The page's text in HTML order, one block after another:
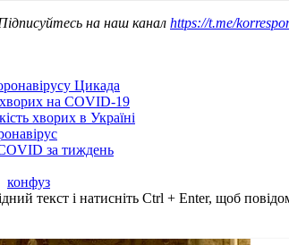
на наш канал https://t.me/
Цикада
хворих на COVID-19
хворих в Україні
COVID за тиждень
конфуз
текст і натисніть Ctrl + Enter, щоб